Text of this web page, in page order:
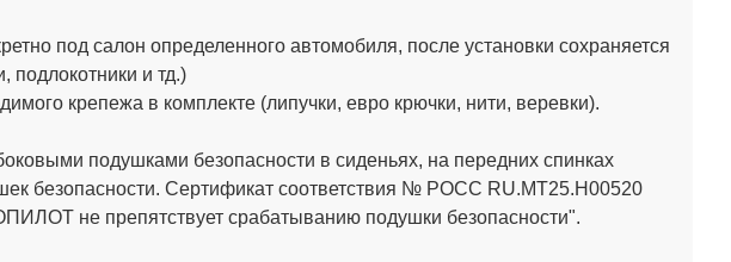
под салон определенного автомобиля, после установки сохраняется
подлокотники и тд.)
крепежа в комплекте (липучки, евро крючки, нити, веревки).
подушками безопасности в сиденьях, на передних спинках
безопасности. Сертификат соответствия № РОСС RU.МТ25.Н00520
не препятствует срабатыванию подушки безопасности".